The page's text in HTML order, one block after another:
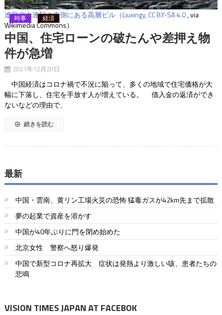
遼寧省大連駅の南側にある高層ビル（Liuxingy, CC BY-SA 4.0, via
Wikimedia Commons）
時事 経済
中国、住宅ローンの破たんや差押え物
件が急増
2021年12月20日
中国経済はコロナ禍で不況に陥って、多くの地域で住宅価格が大
幅に下落し、住宅を手放す人が増えている。 借入金の返済ができ
ないなどの理由で、
続きを読む
最新
中国・雲南、黄リン工場火災の恐怖 猛毒ガスが42km先まで拡散
夢の起業で資産を溶かす
中国が40年ぶりに門を閉め始めた
北京女性 警察へ怒り爆発
中国で新型コロナ再拡大 症状は発熱より激しい咳、患者たちの
悲鳴
VISION TIMES JAPAN AT FACEBOK